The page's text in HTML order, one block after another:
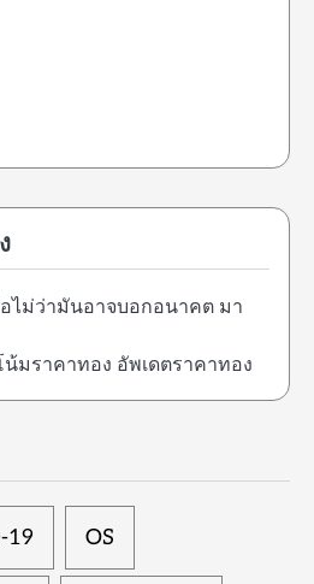
อไม่ว่ามันอาจบอกอนาคต มา
น้มราคาทอง อัพเดตราคาทอง
19 OS